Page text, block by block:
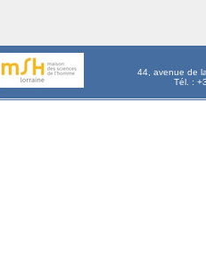
44, avenue de
Tél. :